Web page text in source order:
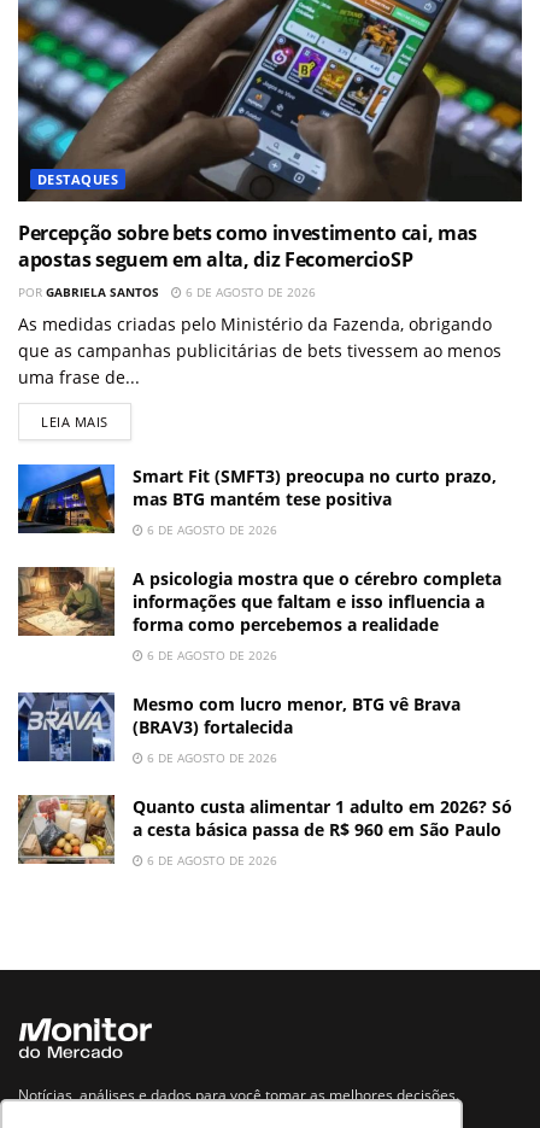
DESTAQUES
Percepção sobre bets como investimento cai, mas
apostas seguem em alta, diz FecomercioSP
POR GABRIELA SANTOS 6 DE AGOSTO DE 2026
As medidas criadas pelo Ministério da Fazenda, obrigando
que as campanhas publicitárias de bets tivessem ao menos
uma frase de...
LEIA MAIS
Smart Fit (SMFT3) preocupa no curto prazo,
mas BTG mantém tese positiva
6 DE AGOSTO DE 2026
A psicologia mostra que o cérebro completa
informações que faltam e isso influencia a
forma como percebemos a realidade
6 DE AGOSTO DE 2026
Mesmo com lucro menor, BTG vê Brava
(BRAV3) fortalecida
6 DE AGOSTO DE 2026
Quanto custa alimentar 1 adulto em 2026? Só
a cesta básica passa de R$ 960 em São Paulo
6 DE AGOSTO DE 2026
Notícias, análises e dados para você tomar as melhores decisões.